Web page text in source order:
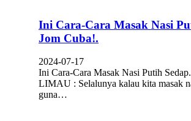
Ini Cara-Cara Masak Nasi
Jom Cuba!.
2024-07-17
Ini Cara-Cara Masak Nasi Putih
LIMAU : Selalunya kalau kita masak
guna…